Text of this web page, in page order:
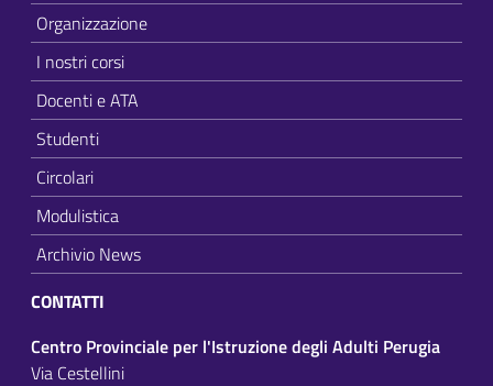
Organizzazione
I nostri corsi
Docenti e ATA
Studenti
Circolari
Modulistica
Archivio News
CONTATTI
Centro Provinciale per l'Istruzione degli Adulti Perugia
Via Cestellini